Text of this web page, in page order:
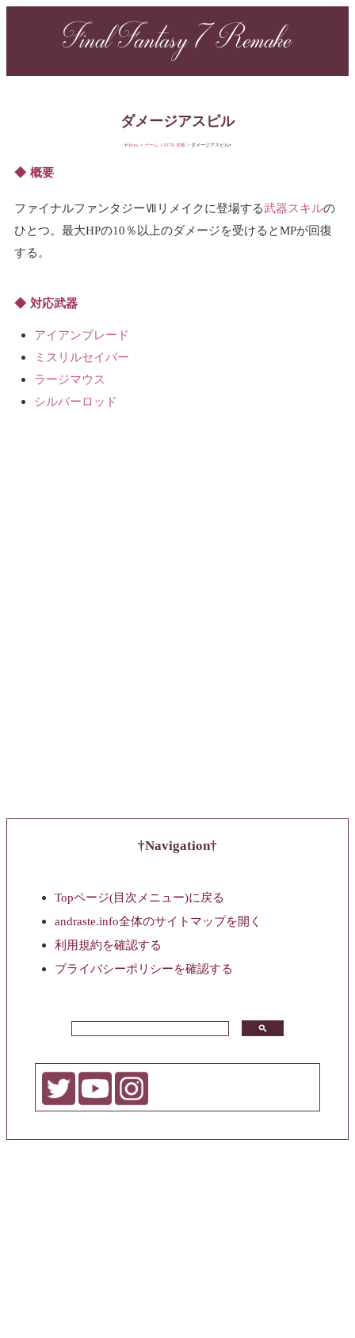
Final Fantasy 7 Remake
ダメージアスピル
Home ゲーム FF7R 攻略 ダメージアスピル
概要
ファイナルファンタジーⅦリメイクに登場する武器スキルの
ひとつ。最大HPの10％以上のダメージを受けるとMPが回復
する。
対応武器
アイアンブレード
ミスリルセイバー
ラージマウス
シルバーロッド
Navigation
Topページ(目次メニュー)に戻る
andraste.info全体のサイトマップを開く
利用規約を確認する
プライバシーポリシーを確認する